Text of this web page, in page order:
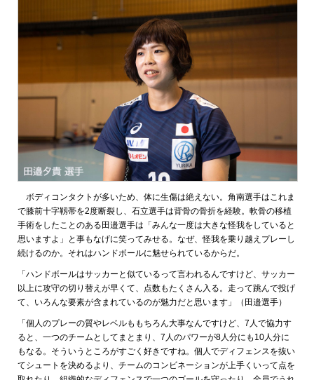
ボディコンタクトが多いため、体に生傷は絶えない。角南選手はこれま
で膝前十字靱帯を2度断裂し、石立選手は背骨の骨折を経験。軟骨の移植
手術をしたことのある田邉選手は「みんな一度は大きな怪我をしていると
思いますよ」と事もなげに笑ってみせる。なぜ、怪我を乗り越えプレーし
続けるのか。それはハンドボールに魅せられているからだ。
「ハンドボールはサッカーと似ているって言われるんですけど、サッカー
以上に攻守の切り替えが早くて、点数もたくさん入る。走って跳んで投げ
て、いろんな要素が含まれているのが魅力だと思います」（田邉選手）
「個人のプレーの質やレベルももちろん大事なんですけど、7人で協力す
ると、一つのチームとしてまとまり、7人のパワーが8人分にも10人分に
もなる。そういうところがすごく好きですね。個人でディフェンスを抜い
てシュートを決めるより、チームのコンビネーションが上手くいって点を